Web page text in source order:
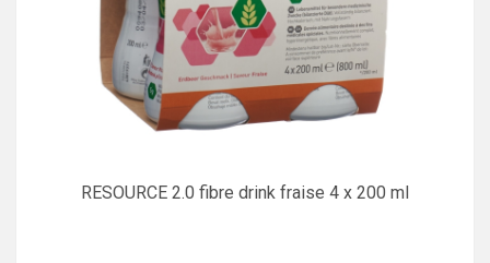
RESOURCE 2.0 fibre drink fraise 4 x 200 ml